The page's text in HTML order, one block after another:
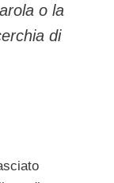
o la
di